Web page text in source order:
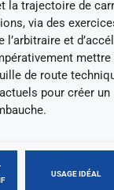
la trajectoire de
via des
et
mettre
de route
pour créer un
USAGE IDÉAL